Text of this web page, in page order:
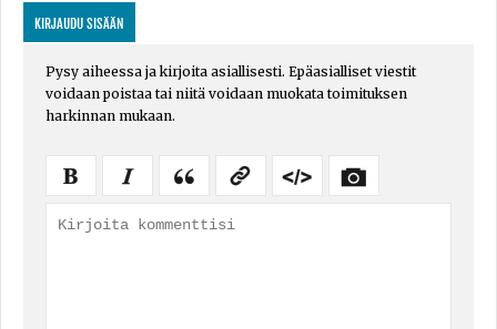
KIRJAUDU SISÄÄN
Pysy aiheessa ja kirjoita asiallisesti. Epäasialliset viestit
voidaan poistaa tai niitä voidaan muokata toimituksen
harkinnan mukaan.